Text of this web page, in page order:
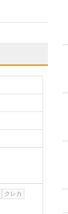
クレカ